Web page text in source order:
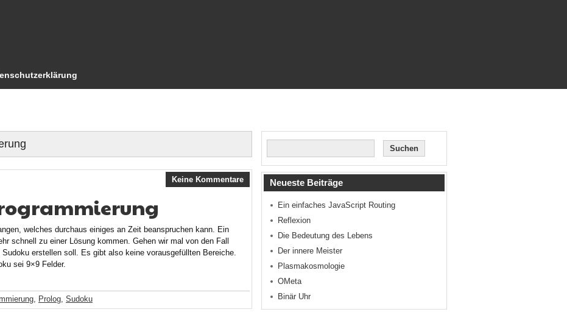
Keine Kommentare
welches durchaus einiges an Zeit beanspruchen kann. Ein
schnell zu einer Lösung kommen. Gehen wir mal von den Fall
erstellen soll. Es gibt also keine vorausgefüllten Bereiche.
sei 9×9 Felder.
, Prolog, Sudoku
Neueste Beiträge
Ein einfaches JavaScript Routing
Reflexion
Die Bedeutung des Lebens
Der innere Meister
Plasmakosmologie
OMeta
Binär Uhr